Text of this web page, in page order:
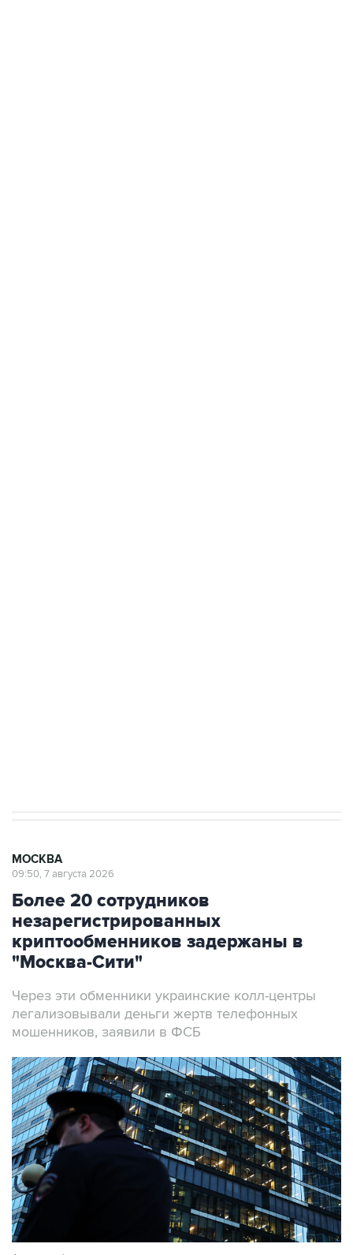
МОСКВА
09:50, 7 августа 2026
Более 20 сотрудников
незарегистрированных
криптообменников задержаны в
"Москва-Сити"
Через эти обменники украинские колл-центры
легализовывали деньги жертв телефонных
мошенников, заявили в ФСБ